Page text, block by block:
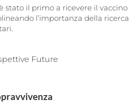
stato il primo a ricevere il vaccino
l’importanza della ricerca
Future